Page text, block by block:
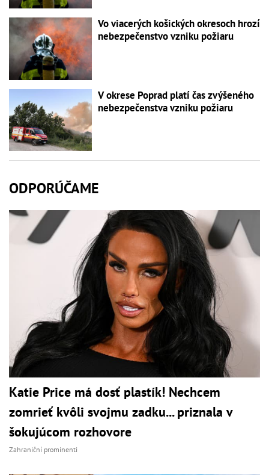
Vo viacerých košických okresoch hrozí
nebezpečenstvo vzniku požiaru
V okrese Poprad platí čas zvýšeného
nebezpečenstva vzniku požiaru
ODPORÚČAME
Katie Price má dosť plastík! Nechcem
zomrieť kvôli svojmu zadku... priznala v
šokujúcom rozhovore
Zahraniční prominenti